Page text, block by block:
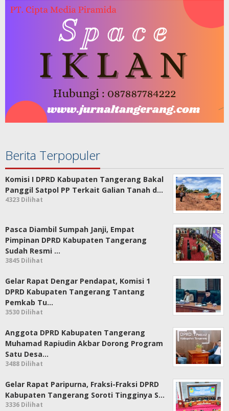
Berita Terpopuler
Komisi I DPRD Kabupaten Tangerang Bakal
Panggil Satpol PP Terkait Galian Tanah d…
4323 Dilihat
Pasca Diambil Sumpah Janji, Empat
Pimpinan DPRD Kabupaten Tangerang
Sudah Resmi …
3845 Dilihat
Gelar Rapat Dengar Pendapat, Komisi 1
DPRD Kabupaten Tangerang Tantang
Pemkab Tu…
3530 Dilihat
Anggota DPRD Kabupaten Tangerang
Muhamad Rapiudin Akbar Dorong Program
Satu Desa…
3488 Dilihat
Gelar Rapat Paripurna, Fraksi-Fraksi DPRD
Kabupaten Tangerang Soroti Tingginya S…
3336 Dilihat